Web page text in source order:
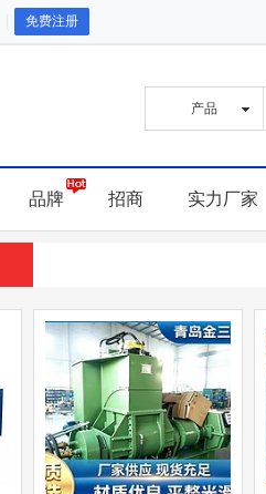
免费注册
品牌 招商 实力厂家